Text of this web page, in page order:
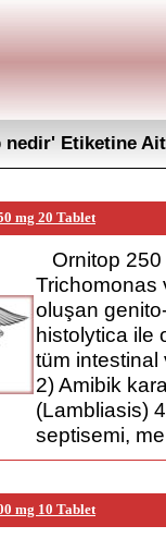
Etiketine
mg 20 Tablet
Ornitop
Trichomonas
oluşan
histolytica ile
tüm
2) Amibik
(Lambliasis)
septisemi,
mg 10 Tablet